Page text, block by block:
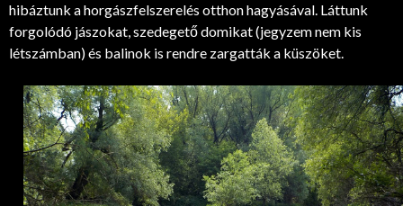
hibáztunk a horgászfelszerelés otthon hagyásával. Láttunk
forgolódó jászokat, szedegető domikat (jegyzem nem kis
létszámban) és balinok is rendre zargatták a küszöket.